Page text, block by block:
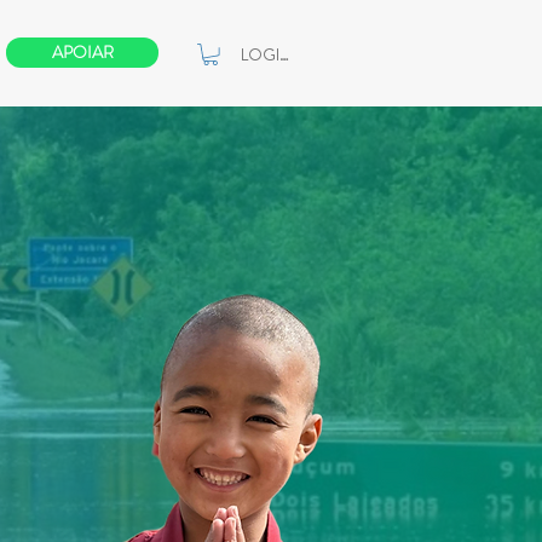
APOIAR LOGIN